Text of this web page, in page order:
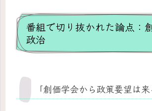
番組で切り抜かれた論点：
政治
「創価学会から政策要望は来